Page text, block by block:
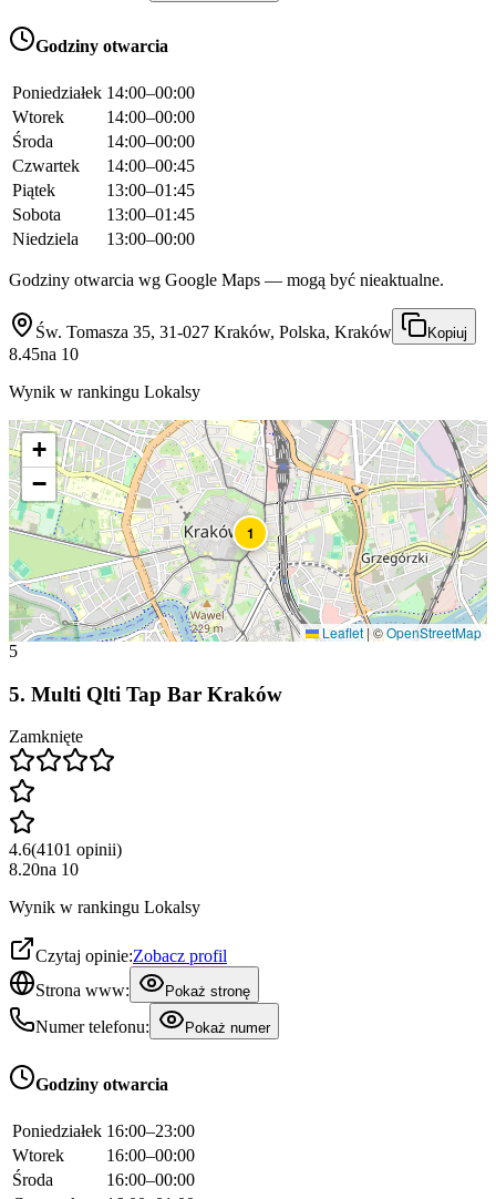
Godziny otwarcia
Poniedziałek 14:00–00:00
Wtorek
14:00–00:00
Środa
14:00–00:00
Czwartek
14:00–00:45
Piątek
13:00–01:45
Sobota
13:00–01:45
Niedziela
13:00–00:00
Godziny otwarcia wg Google Maps — mogą być nieaktualne.
Św. Tomasza 35, 31-027 Kraków, Polska, Kraków Kopiuj
8.45na 10
Wynik w rankingu Lokalsy
1
+
−
Leaflet|©OpenStreetMap
5
5. Multi Qlti Tap Bar Kraków
Zamknięte
4.6(4101 opinii)
8.20na 10
Wynik w rankingu Lokalsy
Czytaj opinie:Zobacz profil
Strona www:
Pokaż stronę
Numer telefonu: Pokaż numer
Godziny otwarcia
Poniedziałek 16:00–23:00
Wtorek
16:00–00:00
Środa
16:00–00:00